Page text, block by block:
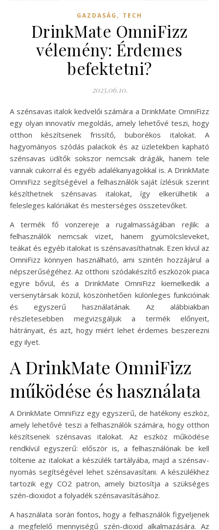
GAZDASÁG , TECH
DrinkMate OmniFizz
vélemény: Érdemes
befektetni?
2025.06.10.
A szénsavas italok kedvelői számára a DrinkMate OmniFizz
egy olyan innovatív megoldás, amely lehetővé teszi, hogy
otthon készítsenek frissítő, buborékos italokat. A
hagyományos szódás palackok és az üzletekben kapható
szénsavas üdítők sokszor nemcsak drágák, hanem tele
vannak cukorral és egyéb adalékanyagokkal is. A DrinkMate
OmniFizz segítségével a felhasználók saját ízlésük szerint
készíthetnek szénsavas italokat, így elkerülhetik a
felesleges kalóriákat és mesterséges összetevőket.
A termék fő vonzereje a rugalmasságában rejlik: a
felhasználók nemcsak vizet, hanem gyümölcsleveket,
teákat és egyéb italokat is szénsavasíthatnak. Ezen kívül az
OmniFizz könnyen használható, ami szintén hozzájárul a
népszerűségéhez. Az otthoni szódakészítő eszközök piaca
egyre bővül, és a DrinkMate OmniFizz kiemelkedik a
versenytársak közül, köszönhetően különleges funkcióinak
és egyszerű használatának. Az alábbiakban
részletesebben megvizsgáljuk a termék előnyeit,
hátrányait, és azt, hogy miért lehet érdemes beszerezni
egy ilyet.
A DrinkMate OmniFizz
működése és használata
A DrinkMate OmniFizz egy egyszerű, de hatékony eszköz,
amely lehetővé teszi a felhasználók számára, hogy otthon
készítsenek szénsavas italokat. Az eszköz működése
rendkívül egyszerű: először is, a felhasználónak be kell
töltenie az italokat a készülék tartályába, majd a szénsav-
nyomás segítségével lehet szénsavasítani. A készülékhez
tartozik egy CO2 patron, amely biztosítja a szükséges
szén-dioxidot a folyadék szénsavasításához.
A használata során fontos, hogy a felhasználók figyeljenek
a megfelelő mennyiségű szén-dioxid alkalmazására. Az